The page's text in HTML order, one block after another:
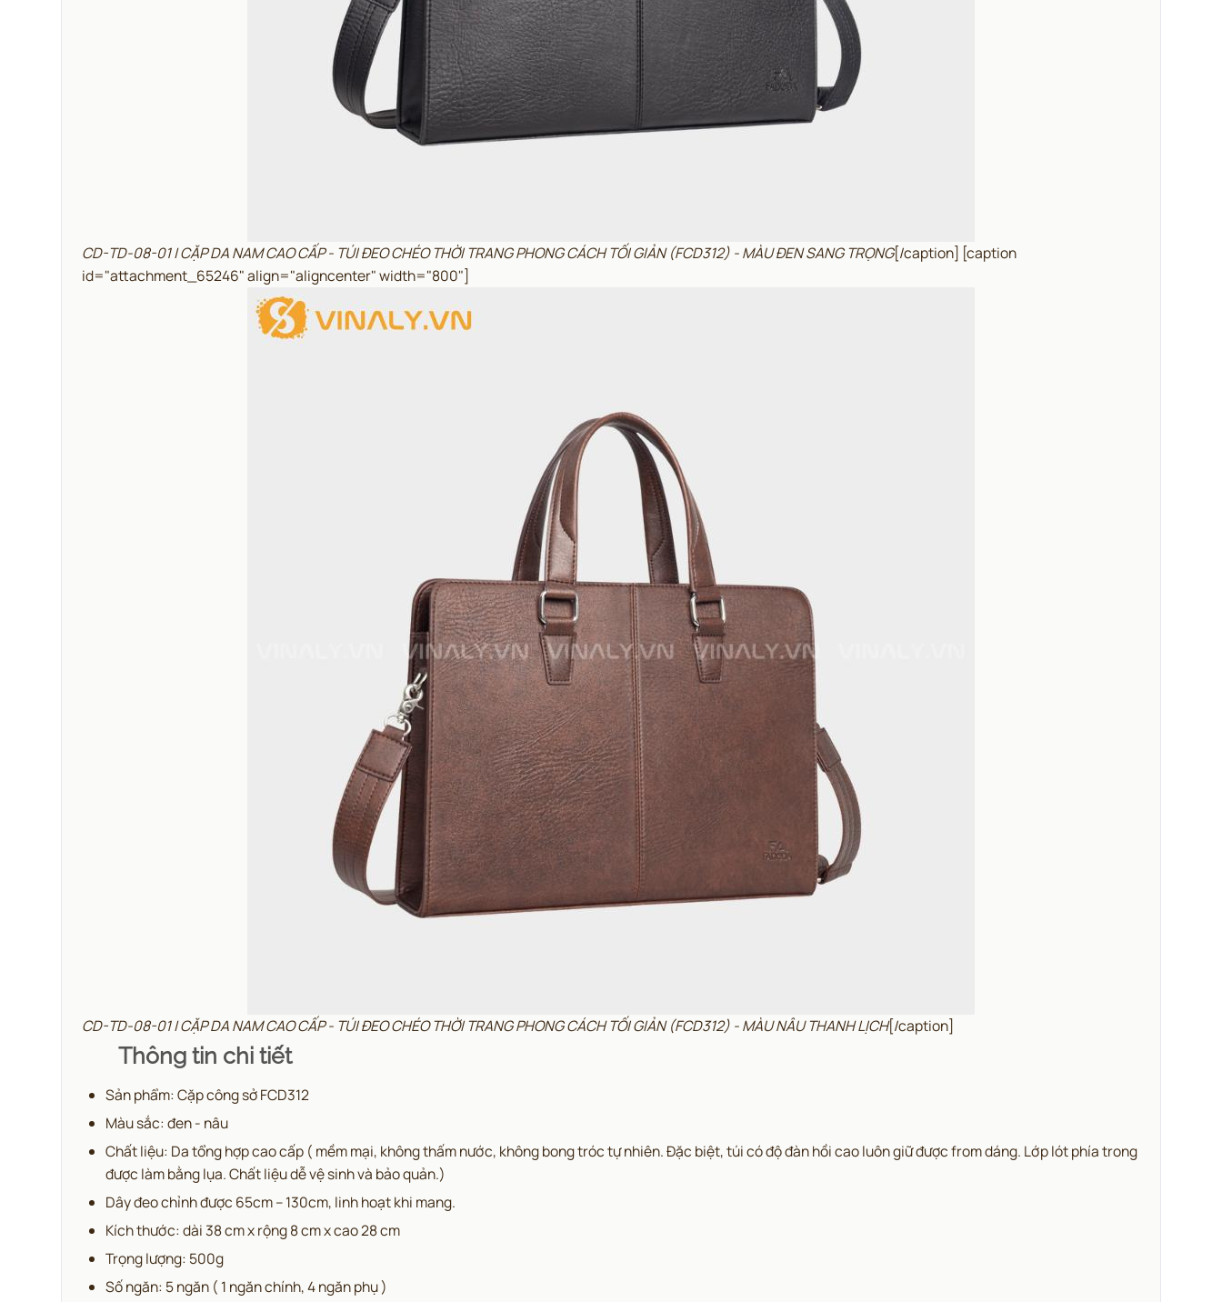
CD-TD-08-01 | CẶP DA NAM CAO CẤP - TÚI ĐEO CHÉO THỜI TRANG PHONG CÁCH TỐI GIẢN (FCD312) - MÀU ĐEN SANG TRỌNG[/caption] [caption
id="attachment_65246" align="aligncenter" width="800"]
CD-TD-08-01 | CẶP DA NAM CAO CẤP - TÚI ĐEO CHÉO THỜI TRANG PHONG CÁCH TỐI GIẢN (FCD312) - MÀU NÂU THANH LỊCH[/caption]
Thông tin chi tiết
Sản phẩm: Cặp công sở FCD312
Màu sắc: đen - nâu
Chất liệu: Da tổng hợp cao cấp ( mềm mại, không thấm nước, không bong tróc tự nhiên. Đặc biệt, túi có độ đàn hồi cao luôn giữ được from dáng. Lớp lót phía trong
được làm bằng lụa. Chất liệu dễ vệ sinh và bảo quản.)
Dây đeo chỉnh được 65cm – 130cm, linh hoạt khi mang.
Kích thước: dài 38 cm x rộng 8 cm x cao 28 cm
Trọng lượng: 500g
Số ngăn: 5 ngăn ( 1 ngăn chính, 4 ngăn phụ )